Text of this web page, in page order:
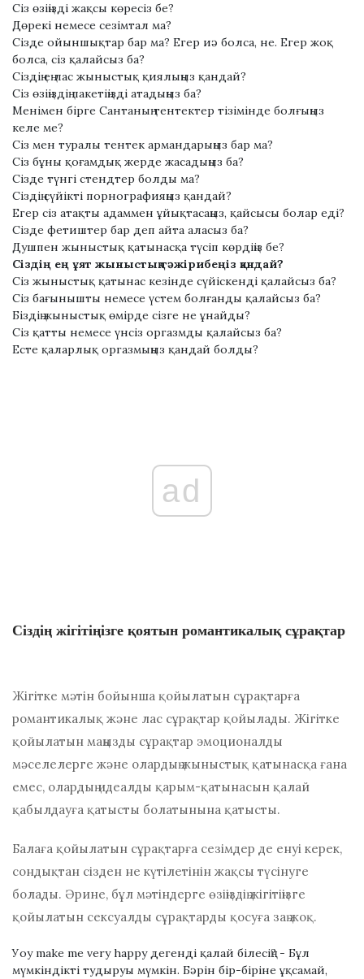
Сіз өзіңізді жақсы көресіз бе?
Дөрекі немесе сезімтал ма?
Сізде ойыншықтар бар ма? Егер иә болса, не. Егер жоқ
болса, сіз қалайсыз ба?
Сіздің ең лас жыныстық қиялыңыз қандай?
Сіз өзіңіздің пакетіңізді атадыңыз ба?
Менімен бірге Сантаның тентектер тізімінде болғыңыз
келе ме?
Сіз мен туралы тентек армандарыңыз бар ма?
Сіз бұны қоғамдық жерде жасадыңыз ба?
Сізде түнгі стендтер болды ма?
Сіздің сүйікті порнографияңыз қандай?
Егер сіз атақты адаммен ұйықтасаңыз, қайсысы болар еді?
Сізде фетиштер бар деп айта аласыз ба?
Душпен жыныстық қатынасқа түсіп көрдіңіз бе?
Сіздің ең ұят жыныстық тәжірибеңіз қандай?
Сіз жыныстық қатынас кезінде сүйіскенді қалайсыз ба?
Сіз бағынышты немесе үстем болғанды ​​қалайсыз ба?
Біздің жыныстық өмірде сізге не ұнайды?
Сіз қатты немесе үнсіз оргазмды қалайсыз ба?
Есте қаларлық оргазмыңыз қандай болды?
ad
Сіздің жігітіңізге қоятын романтикалық сұрақтар
Жігітке мәтін бойынша қойылатын сұрақтарға
романтикалық және лас сұрақтар қойылады. Жігітке
қойылатын маңызды сұрақтар эмоционалды
мәселелерге және олардың жыныстық қатынасқа ғана
емес, олардың идеалды қарым-қатынасын қалай
қабылдауға қатысты болатынына қатысты.
Балаға қойылатын сұрақтарға сезімдер де енуі керек,
сондықтан сізден не күтілетінін жақсы түсінуге
болады. Әрине, бұл мәтіндерге өзіңіздің жігітіңізге
қойылатын сексуалды сұрақтарды қосуға заң жоқ.
Уоу mаkе mе vеrу hарру дегенді қалай білесің? - Бұл
мүмкіндікті тудыруы мүмкін. Бәрін бір-біріне ұқсамай,